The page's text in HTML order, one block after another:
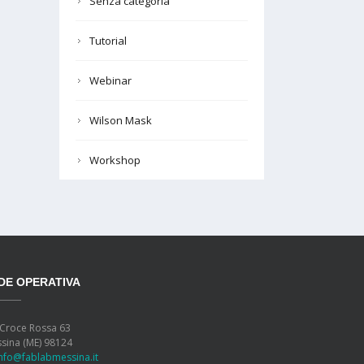
Tutorial
Webinar
Wilson Mask
Workshop
OPERATIVA
Rossa 63
(ME) 98124